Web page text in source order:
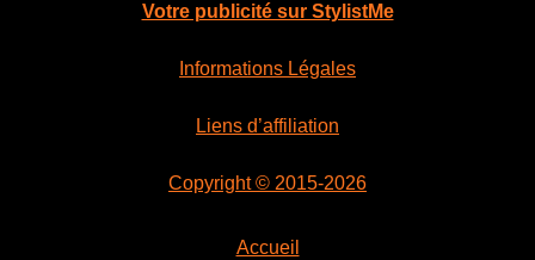
Votre publicité sur StylistMe
Informations Légales
Liens d’affiliation
Copyright © 2015-2026
Accueil